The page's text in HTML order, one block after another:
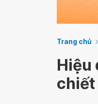
Trang chủ
Hiệu
chiết